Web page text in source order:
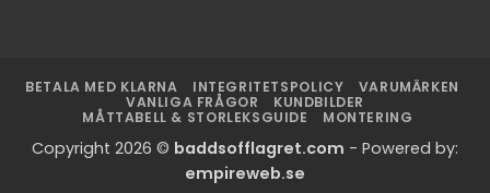
BETALA MED KLARNA INTEGRITETSPOLICY
VARUMÄRKEN
VANLIGA FRÅGOR
KUNDBILDER
MÅTTABELL & STORLEKSGUIDE
MONTERING
Copyright 2026 © baddsofflagret.com - Powered by:
empireweb.se